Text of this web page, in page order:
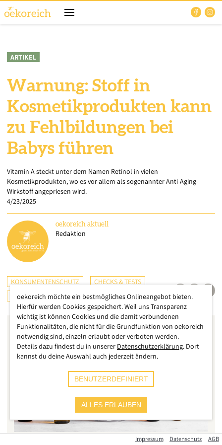
ARTIKEL
Warnung: Stoff in
Kosmetikprodukten kann
zu Fehlbildungen bei
Babys führen
Vitamin A steckt unter dem Namen Retinol in vielen
Kosmetikprodukten, wo es vor allem als sogenannter Anti-Aging-
Wirkstoff angepriesen wird.
4/23/2025
oekoreich aktuell
Redaktion
KONSUMENTENSCHUTZ
CHECKS & TESTS
GESUNDHEIT
Impressum Datenschutz AGB
oekoreich möchte ein bestmögliches Onlineangebot bieten.
Hierfür werden Cookies gespeichert. Weil uns Transparenz
wichtig ist können Cookies und die damit verbundenen
Funktionalitäten, die nicht für die Grundfunktion von oekoreich
notwendig sind, einzeln erlaubt oder verboten werden.
Details dazu findest du in unserer Datenschutzerklärung. Dort
kannst du deine Auswahl auch jederzeit ändern.
BENUTZERDEFINIERT
ALLES ERLAUBEN